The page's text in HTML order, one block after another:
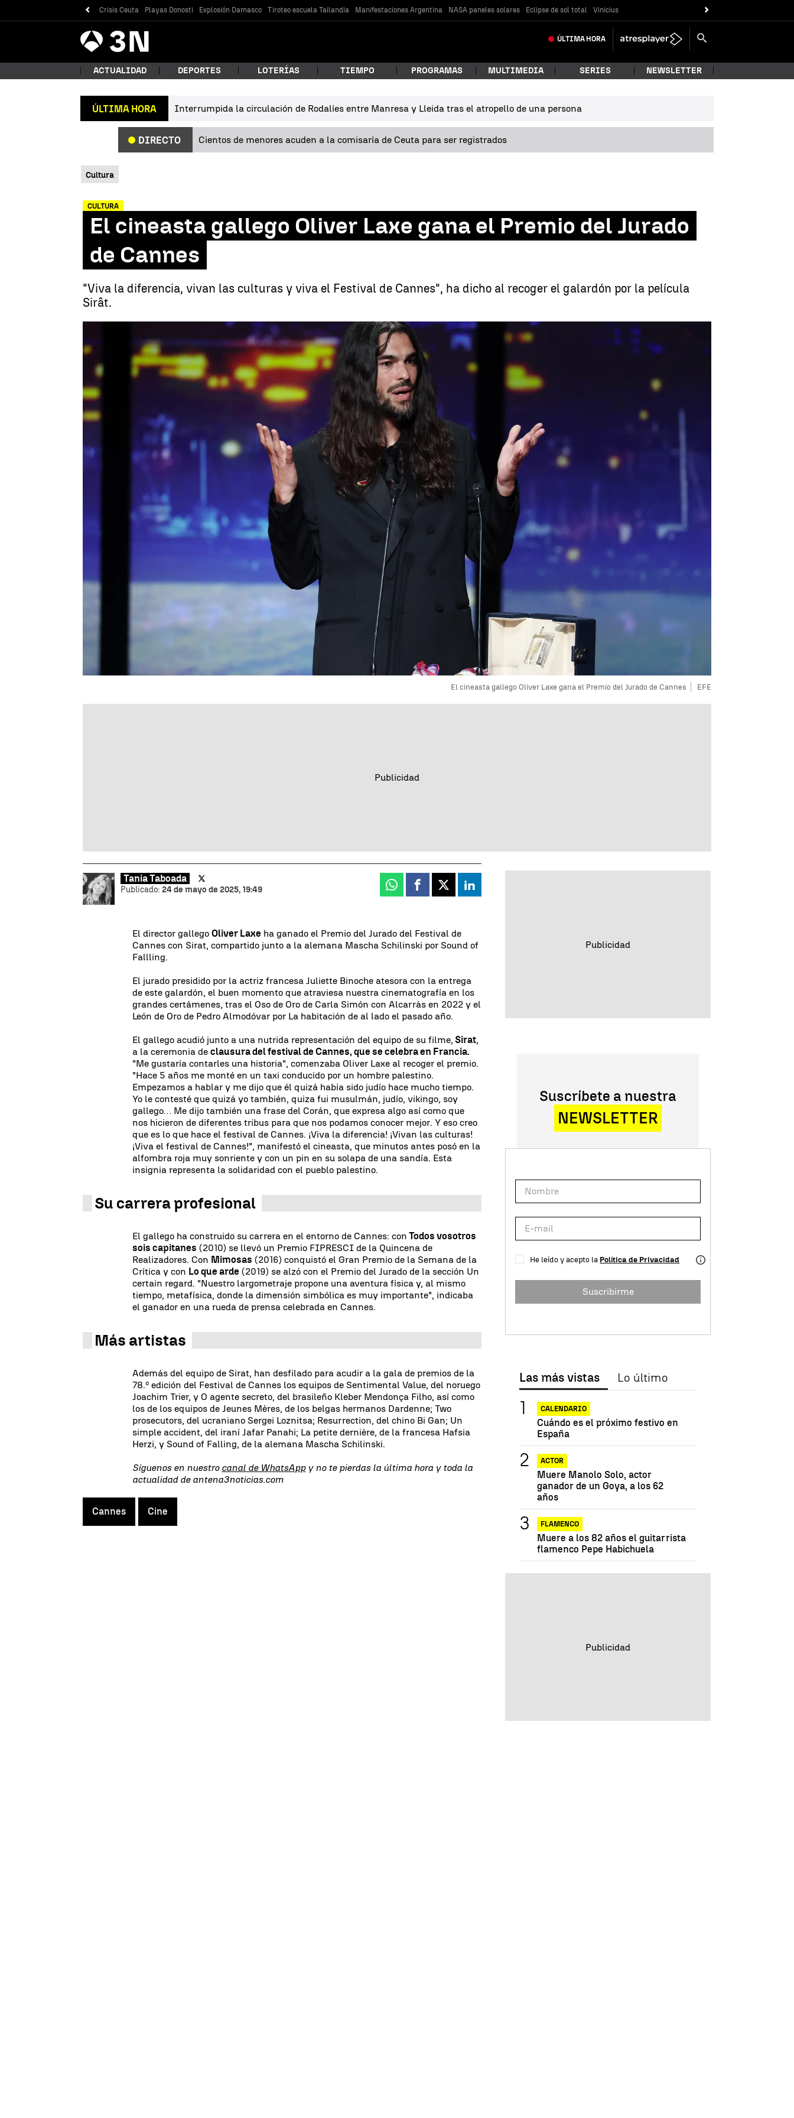
Crisis Ceuta Playas Donosti Explosión Damasco Tiroteo escuela Tailandia Manifestaciones Argentina NASA paneles solares Eclipse de sol total Vinicius
Antena
3 Noticias ÚLTIMA HORA
¿Qué estás buscando?
ACTUALIDAD DEPORTES LOTERÍAS TIEMPO PROGRAMAS MULTIMEDIA SERIES NEWSLETTER
ÚLTIMA HORA Interrumpida la circulación de Rodalíes entre Manresa y Lleida tras el atropello de una persona
DIRECTO Cientos de menores acuden a la comisaría de Ceuta para ser registrados
Cultura
CULTURA
El cineasta gallego Oliver Laxe gana el Premio del Jurado
de Cannes
"Viva la diferencia, vivan las culturas y viva el Festival de Cannes", ha dicho al recoger el galardón por la película
Sirât.
El cineasta gallego Oliver Laxe gana el Premio del Jurado de Cannes EFE
Tania Taboada
Publicado: 24 de mayo de 2025, 19:49 Whatsapp
Facebook
X Linkedin
El director gallegoOliver Laxe ha ganado el Premio del Jurado del Festival de
Cannes con Sirat, compartido junto a la alemana Mascha Schilinski por Sound of
Fallling.
El jurado presidido por la actriz francesa Juliette Binoche atesora con la entrega
de este galardón, el buen momento que atraviesa nuestra cinematografía en los
grandes certámenes, tras el Oso de Oro de Carla Simón con Alcarràs en 2022 y el
León de Oro de Pedro Almodóvar por La habitación de al lado el pasado año.
El gallego acudió junto a una nutrida representación del equipo de su filme, Sirat,
a la ceremonia declausura del festival de Cannes, que se celebra en Francia.
"Me gustaría contarles una historia", comenzaba Oliver Laxe al recoger el premio.
"Hace 5 años me monté en un taxi conducido por un hombre palestino.
Empezamos a hablar y me dijo que él quizá había sido judío hace mucho tiempo.
Yo le contesté que quizá yo también, quiza fui musulmán, judío, vikingo, soy
gallego… Me dijo también una frase del Corán, que expresa algo así como que
nos hicieron de diferentes tribus para que nos podamos conocer mejor. Y eso creo
que es lo que hace el festival de Cannes. ¡Viva la diferencia! ¡Vivan las culturas!
¡Viva el festival de Cannes!", manifestó el cineasta, que minutos antes posó en la
alfombra roja muy sonriente y con un pin en su solapa de una sandía. Esta
insignia representa la solidaridad con el pueblo palestino.
Su carrera profesional
El gallego ha construido su carrera en el entorno de Cannes: con Todos vosotros
sois capitanes (2010) se llevó un Premio FIPRESCI de la Quincena de
Realizadores. Con Mimosas (2016) conquistó el Gran Premio de la Semana de la
Crítica y con Lo que arde (2019) se alzó con el Premio del Jurado de la sección Un
certain regard. "Nuestro largometraje propone una aventura física y, al mismo
tiempo, metafísica, donde la dimensión simbólica es muy importante", indicaba
el ganador en una rueda de prensa celebrada en Cannes.
Más artistas
Además del equipo de Sirat, han desfilado para acudir a la gala de premios de la
78.º edición del Festival de Cannes los equipos de Sentimental Value, del noruego
Joachim Trier, y O agente secreto, del brasileño Kleber Mendonça Filho, así como
los de los equipos de Jeunes Mères, de los belgas hermanos Dardenne; Two
prosecutors, del ucraniano Sergei Loznitsa; Resurrection, del chino Bi Gan; Un
simple accident, del iraní Jafar Panahi; La petite dernière, de la francesa Hafsia
Herzi, y Sound of Falling, de la alemana Mascha Schilinski.
Síguenos en nuestro canal de WhatsAppy no te pierdas la última hora y toda la
actualidad de antena3noticias.com
Cannes Cine
Suscríbete a nuestra
NEWSLETTER
He leído y acepto la Política de Privacidad
Suscribirme
Las más vistas Lo último
CALENDARIO
Cuándo es el próximo festivo en
España
ACTOR
Muere Manolo Solo, actor
ganador de un Goya, a los 62
años
FLAMENCO
Muere a los 82 años el guitarrista
flamenco Pepe Habichuela